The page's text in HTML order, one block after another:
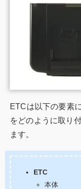
ETCは以下の要素
をどのように取り
ます。
ETC
本体